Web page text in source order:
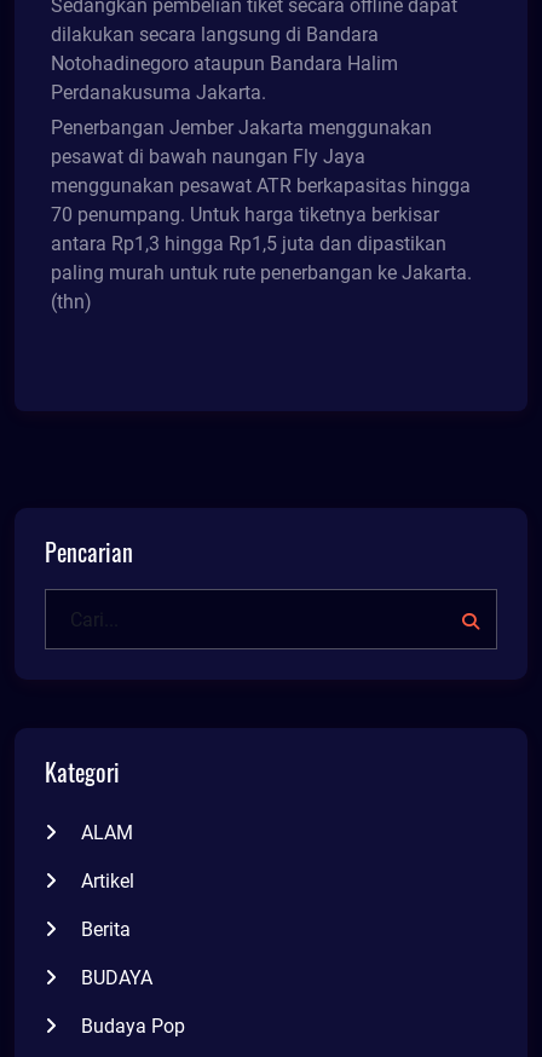
Sedangkan pembelian tiket secara offline dapat
dilakukan secara langsung di Bandara
Notohadinegoro ataupun Bandara Halim
Perdanakusuma Jakarta.
Penerbangan Jember Jakarta menggunakan
pesawat di bawah naungan Fly Jaya
menggunakan pesawat ATR berkapasitas hingga
70 penumpang. Untuk harga tiketnya berkisar
antara Rp1,3 hingga Rp1,5 juta dan dipastikan
paling murah untuk rute penerbangan ke Jakarta.
(thn)
Pencarian
Kategori
ALAM
Artikel
Berita
BUDAYA
Budaya Pop